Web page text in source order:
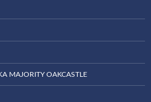
MAJORITY OAKCASTLE